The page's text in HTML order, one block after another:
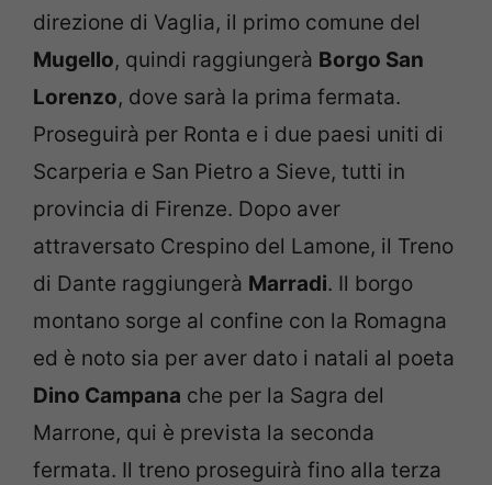
direzione di Vaglia, il primo comune del
Mugello, quindi raggiungerà Borgo San
Lorenzo, dove sarà la prima fermata.
Proseguirà per Ronta e i due paesi uniti di
Scarperia e San Pietro a Sieve, tutti in
provincia di Firenze. Dopo aver
attraversato Crespino del Lamone, il Treno
di Dante raggiungerà Marradi. Il borgo
montano sorge al confine con la Romagna
ed è noto sia per aver dato i natali al poeta
Dino Campana che per la Sagra del
Marrone, qui è prevista la seconda
fermata. Il treno proseguirà fino alla terza